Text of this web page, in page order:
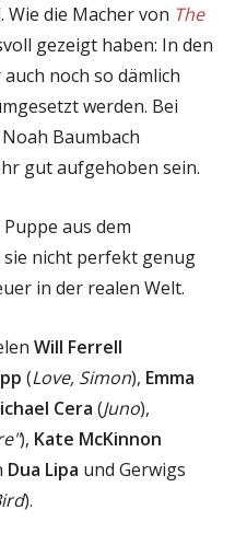
die Macher von The
gezeigt haben: In den
noch so dämlich
werden. Bei
Baumbach
gut aufgehoben sein.
aus dem
nicht perfekt genug
in der realen Welt.
Will Ferrell
(Love, Simon), Emma
Cera (Juno),
), Kate McKinnon
Dua Lipa und Gerwigs
).